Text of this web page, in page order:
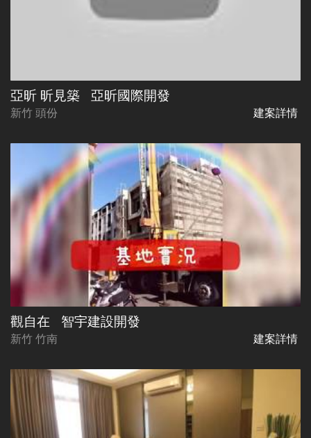
亞昕 昕見築 亞昕國際開發
新竹 頭份 建案詳情
觀自在 智宇建設開發
新竹 竹南 建案詳情